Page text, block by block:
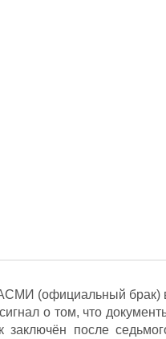
(официальный брак)
о том, что
после